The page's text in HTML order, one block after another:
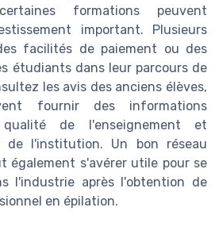
formations peuvent
important. Plusieurs
facilités de paiement ou des
étudiants dans leur parcours de
les avis des anciens élèves,
fournir des informations
de l'enseignement et
de l'institution. Un bon réseau
également s'avérer utile pour se
l'industrie après l'obtention de
en épilation.